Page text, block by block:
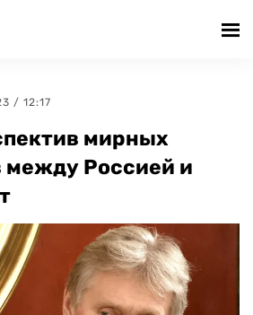
/ 12:17
мирных
между Россией и